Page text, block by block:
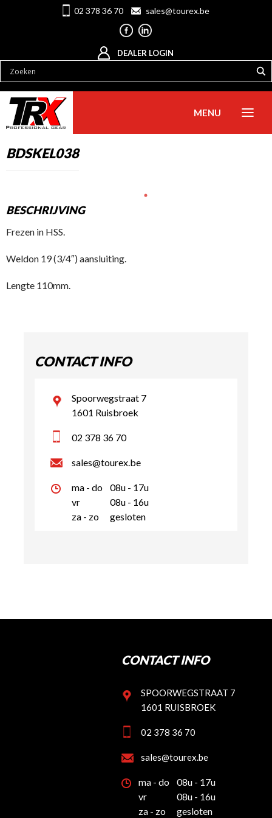
02 378 36 70 sales@tourex.be
DEALER LOGIN
MENU
BDSKEL038
BESCHRIJVING
Frezen in HSS.
Weldon 19 (3/4″) aansluiting.
Lengte 110mm.
CONTACT INFO
Spoorwegstraat 7
1601 Ruisbroek
02 378 36 70
sales@tourex.be
ma - do
08u - 17u
vr
08u - 16u
za - zo
gesloten
CONTACT INFO
SPOORWEGSTRAAT 7
1601 RUISBROEK
02 378 36 70
sales@tourex.be
ma - do
08u - 17u
vr
08u - 16u
za - zo
gesloten